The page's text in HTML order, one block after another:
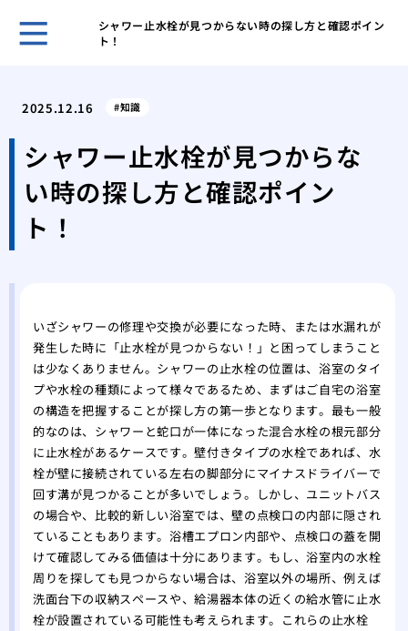
シャワー止水栓が見つからない時の探し方と確認ポイン
ト！
天
コ
失
と
2025.12.16 知識
シャワー止水栓が見つからな
い時の探し方と確認ポイン
ト！
いざシャワーの修理や交換が必要になった時、または水漏れが
発生した時に「止水栓が見つからない！」と困ってしまうこと
は少なくありません。シャワーの止水栓の位置は、浴室のタイ
プや水栓の種類によって様々であるため、まずはご自宅の浴室
の構造を把握することが探し方の第一歩となります。最も一般
的なのは、シャワーと蛇口が一体になった混合水栓の根元部分
に止水栓があるケースです。壁付きタイプの水栓であれば、水
栓が壁に接続されている左右の脚部分にマイナスドライバーで
回す溝が見つかることが多いでしょう。しかし、ユニットバス
の場合や、比較的新しい浴室では、壁の点検口の内部に隠され
ていることもあります。浴槽エプロン内部や、点検口の蓋を開
けて確認してみる価値は十分にあります。もし、浴室内の水栓
周りを探しても見つからない場合は、浴室以外の場所、例えば
洗面台下の収納スペースや、給湯器本体の近くの給水管に止水
栓が設置されている可能性も考えられます。これらの止水栓